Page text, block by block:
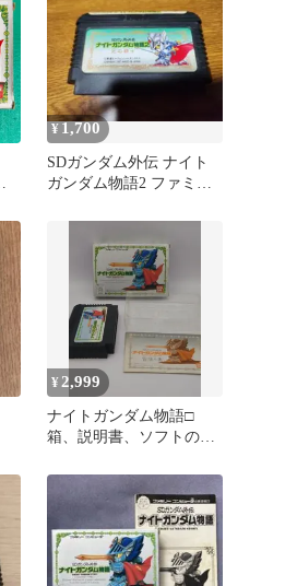
¥ 1,700
SDガンダム外伝 ナイト
ガンダム物語2 ファミコ
¥ 2,999
ナイトガンダム物語□
箱、説明書、ソフトのセ